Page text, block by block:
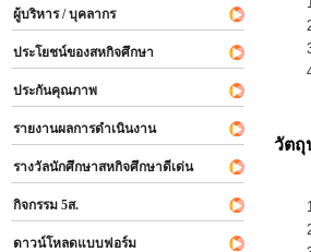
ผู้บริหาร / บุคลากร
ประโยชน์ของสหกิจศึกษา
ประกันคุณภาพ
รายงานผลการดำเนินงาน
รางวัลนักศึกษาสหกิจศึกษาดีเด่น
กิจกรรม 5ส.
ดาวน์โหลดแบบฟอร์ม
วัตถุ